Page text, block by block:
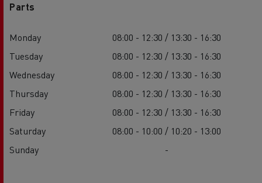
Parts
Monday
08:00 - 12:30 / 13:30 - 16:30
Tuesday
08:00 - 12:30 / 13:30 - 16:30
Wednesday
08:00 - 12:30 / 13:30 - 16:30
Thursday
08:00 - 12:30 / 13:30 - 16:30
Friday
08:00 - 12:30 / 13:30 - 16:30
Saturday
08:00 - 10:00 / 10:20 - 13:00
Sunday
-